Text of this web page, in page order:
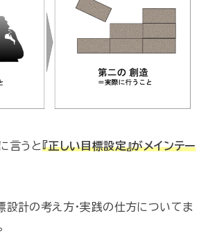
言うと『正しい目標設定』がメインテー
設計の考え方・実践の仕方についてま